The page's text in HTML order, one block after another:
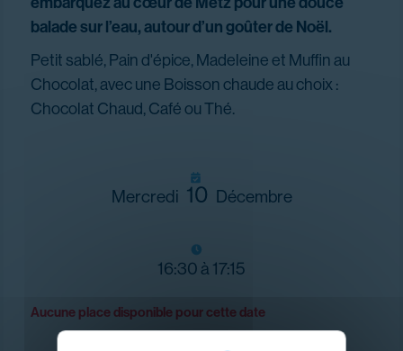
balade sur l’eau, autour d’un goûter de Noël.
Petit sablé, Pain d'épice, Madeleine et Muffin au
Chocolat, avec une Boisson chaude au choix :
Chocolat Chaud, Café ou Thé.
Mercredi 10 Décembre
16:30 à 17:15
Aucune place disponible pour cette date